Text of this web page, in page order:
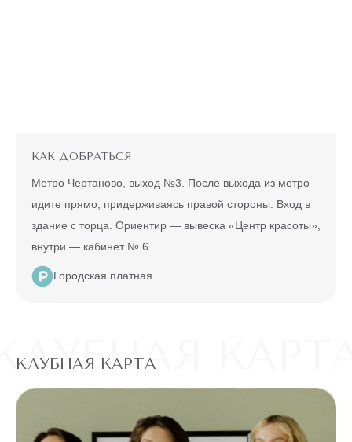
КАК ДОБРАТЬСЯ
Метро Чертаново, выход №3. После выхода из метро
идите прямо, придерживаясь правой стороны. Вход в
здание с торца. Ориентир — вывеска «Центр красоты»,
внутри — кабинет № 6
Городская платная
КЛУБНАЯ КАРТА